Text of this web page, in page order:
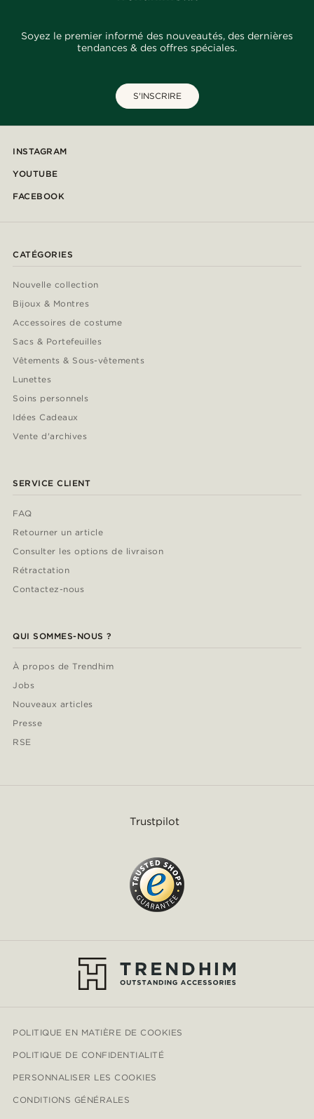
Soyez le premier informé des nouveautés, des dernières
tendances & des offres spéciales.
S'INSCRIRE
INSTAGRAM
YOUTUBE
FACEBOOK
CATÉGORIES
Nouvelle collection
Bijoux & Montres
Accessoires de costume
Sacs & Portefeuilles
Vêtements & Sous-vêtements
Lunettes
Soins personnels
Idées Cadeaux
Vente d'archives
SERVICE CLIENT
FAQ
Retourner un article
Consulter les options de livraison
Rétractation
Contactez-nous
QUI SOMMES-NOUS ?
À propos de Trendhim
Jobs
Nouveaux articles
Presse
RSE
Trustpilot
POLITIQUE EN MATIÈRE DE COOKIES
POLITIQUE DE CONFIDENTIALITÉ
PERSONNALISER LES COOKIES
CONDITIONS GÉNÉRALES